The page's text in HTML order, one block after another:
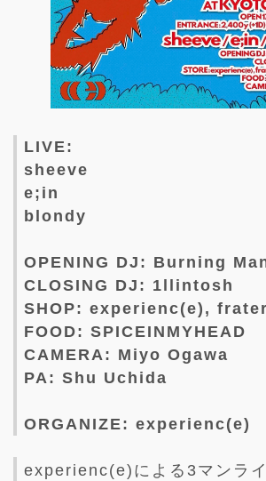
LIVE:
sheeve
e;in
blondy
OPENING DJ: Burning
CLOSING DJ: 1llintosh
SHOP: experienc(e),
FOOD: SPICEINMYHEAD
CAMERA: Miyo Ogawa
PA: Shu Uchida
ORGANIZE: experienc(e)
experienc(e)による3マンラ